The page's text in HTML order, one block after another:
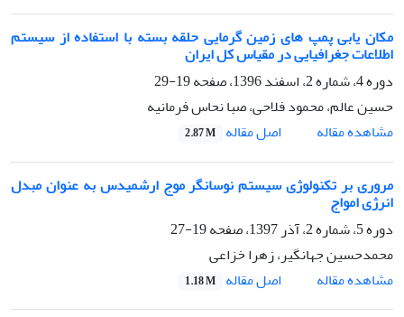
مکان یابی پمپ های زمین گرمایی حلقه بسته با استفاده از سیستم
اطلاعات جغرافیایی در مقیاس کل ایران
دوره 4، شماره 2، اسفند 1396، صفحه
19-29
حسین عالم، محمود فلاحی، صبا نحاس فرمانیه
مشاهده مقاله
اصل مقاله 2.87 M
مروری بر تکنولوژی سیستم نوسانگر موج ارشمیدس به عنوان مبدل
انرژی امواج
دوره 5، شماره 2، آذر 1397، صفحه
19-27
محمدحسین جهانگیر، زهرا خزاعی
مشاهده مقاله
اصل مقاله 1.18 M